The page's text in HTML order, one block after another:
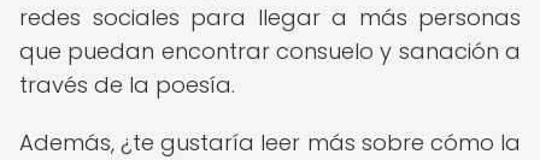
redes sociales para llegar a más personas
que puedan encontrar consuelo y sanación a
través de la poesía.
Además, ¿te gustaría leer más sobre cómo la